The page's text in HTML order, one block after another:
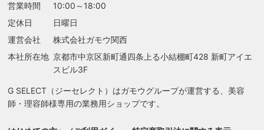
営業時間
10:00～18:00
定休日
日曜日
運営会社
株式会社ガモウ関西
本社所在地 京都市中京区新町通四条上る小結棚町428 新町アイエ
スビル3F
G SELECT（ジーセレクト）はガモウグループが運営する、美容
師・理容師様専用の業務用ショップです。